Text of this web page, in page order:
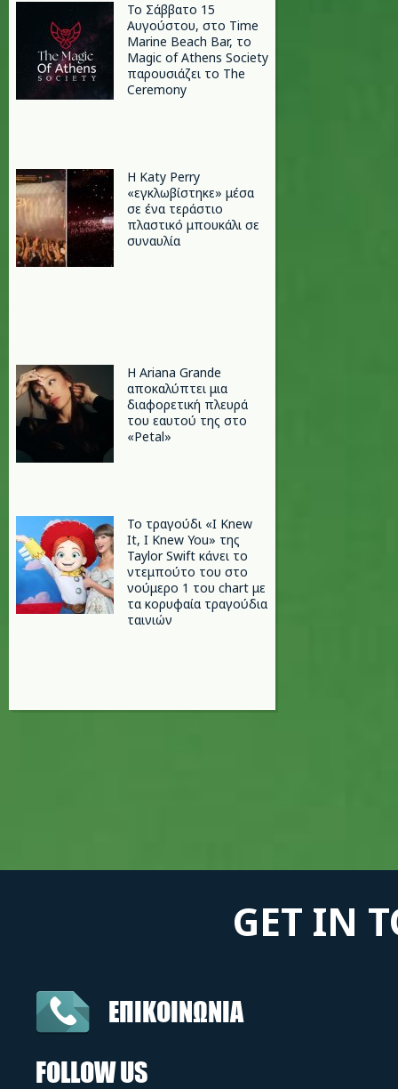
Το Σάββατο 15
Αυγούστου, στο Time
Marine Beach Bar, το
Magic of Athens Society
παρουσιάζει το The
Ceremony
H Katy Perry
«εγκλωβίστηκε» μέσα
σε ένα τεράστιο
πλαστικό μπουκάλι σε
συναυλία
Η Ariana Grande
αποκαλύπτει μια
διαφορετική πλευρά
του εαυτού της στο
«Petal»
Το τραγούδι «I Knew
It, I Knew You» της
Taylor Swift κάνει το
ντεμπούτο του στο
νούμερο 1 του chart με
τα κορυφαία τραγούδια
ταινιών
GET IN
ΕΠΙΚΟΙΝΩΝΙΑ
FOLLOW US